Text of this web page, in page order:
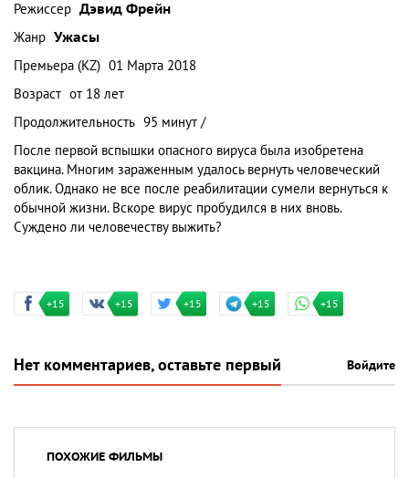
Режиссер Дэвид Фрейн
Жанр Ужасы
Премьера (KZ) 01 Марта 2018
Возраст от 18 лет
Продолжительность 95 минут /
После первой вспышки опасного вируса была изобретена
вакцина. Многим зараженным удалось вернуть человеческий
облик. Однако не все после реабилитации сумели вернуться к
обычной жизни. Вскоре вирус пробудился в них вновь.
Суждено ли человечеству выжить?
+15 +15 +15 +15 +15
Нет комментариев, оставьте первый Войдите
ПОХОЖИЕ ФИЛЬМЫ